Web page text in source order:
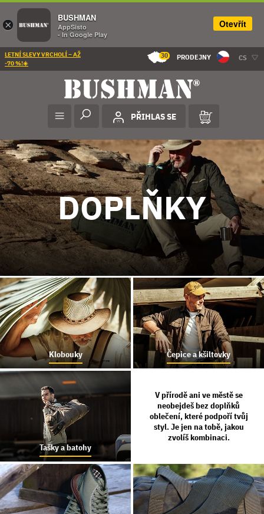
LETNÍ SLEVY VRCHOLÍ – AŽ
-70 %!☀️
30 PRODEJNY CS
PŘIHLAS SE
DOPLŇKY
Klobouky Čepice a kšiltovky
Tašky a batohy
V přírodě ani ve městě se
neobejdeš bez doplňků
oblečení, které podpoří tvůj
styl. Je jen na tobě, jakou
zvolíš kombinaci.
×
BUSHMAN
AppSisto
- In Google Play
Otevřít